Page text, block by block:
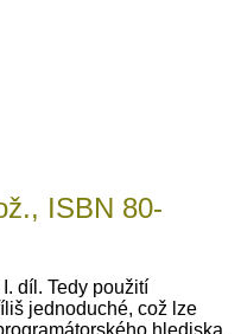
ISBN 80-
díl. Tedy použití
jednoduché, což lze
hlediska